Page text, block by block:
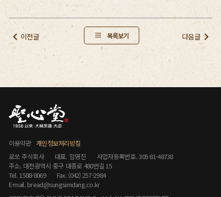
이전글 목록보기 다음글
이용약관 개인정보처리방침
로쏘 주식회사
대표. 임영진
사업자등록번호. 305-81-48738
주소. 대전광역시 중구 대종로 480번길 15
Tel. 1588-8069
Fax. (042) 257-2984
E-mail. bread@sungsimdang.co.kr